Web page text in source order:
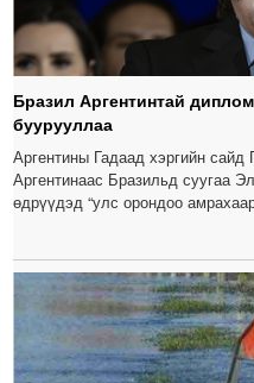
Бразил Аргентинтай
буурууллаа
Аргентины Гадаад хэргийн
Аргентинаас Бразильд суугаа
өдрүүдэд “улс орондоо